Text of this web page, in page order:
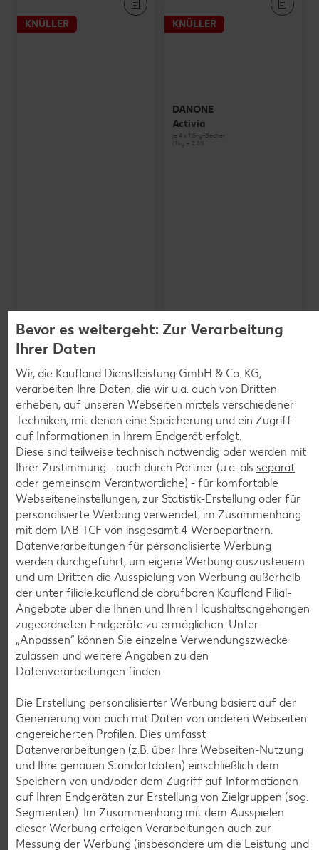
KNÜLLER
SCHWARZWALDMILCH
Bioland frische Vollmilch,
3,8 % Fett
nur
1.59
KNÜLLER
DANONE
Activia
je 4 x 115-g-Becher
(1 kg = 2.81)
nur
1.29
K-TAKE IT VEGGIE
versch. Sorten
je 400-g-Becher
(1 kg = 3.23)
1.29
Weitere Angebote anzeigen
Diese Artikel findest du an unserer
Frischetheke
Bevor es weitergeht: Zur Verarbeitung
Ihrer Daten
Wir, die Kaufland Dienstleistung GmbH & Co. KG,
verarbeiten Ihre Daten, die wir u.a. auch von Dritten
erheben, auf unseren Webseiten mittels verschiedener
Techniken, mit denen eine Speicherung und ein Zugriff
auf Informationen in Ihrem Endgerät erfolgt.
Diese sind teilweise technisch notwendig oder werden mit
Ihrer Zustimmung - auch durch Partner (u.a. als separat
oder gemeinsam Verantwortliche) - für komfortable
Webseiteneinstellungen, zur Statistik-Erstellung oder für
personalisierte Werbung verwendet; im Zusammenhang
mit dem IAB TCF von insgesamt 4 Werbepartnern.
Datenverarbeitungen für personalisierte Werbung
werden durchgeführt, um eigene Werbung auszusteuern
und um Dritten die Ausspielung von Werbung außerhalb
der unter filiale.kaufland.de abrufbaren Kaufland Filial-
Angebote über die Ihnen und Ihren Haushaltsangehörigen
zugeordneten Endgeräte zu ermöglichen. Unter
„Anpassen“ können Sie einzelne Verwendungszwecke
zulassen und weitere Angaben zu den
Datenverarbeitungen finden.
Die Erstellung personalisierter Werbung basiert auf der
Generierung von auch mit Daten von anderen Webseiten
angereicherten Profilen. Dies umfasst
Datenverarbeitungen (z.B. über Ihre Webseiten-Nutzung
und Ihre genauen Standortdaten) einschließlich dem
Speichern von und/oder dem Zugriff auf Informationen
auf Ihren Endgeräten zur Erstellung von Zielgruppen (sog.
Segmenten). Im Zusammenhang mit dem Ausspielen
dieser Werbung erfolgen Verarbeitungen auch zur
Messung der Werbung (insbesondere um die Leistung und